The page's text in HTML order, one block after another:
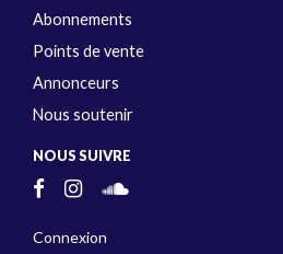
Abonnements
Points de vente
Annonceurs
Nous soutenir
NOUS SUIVRE
Connexion